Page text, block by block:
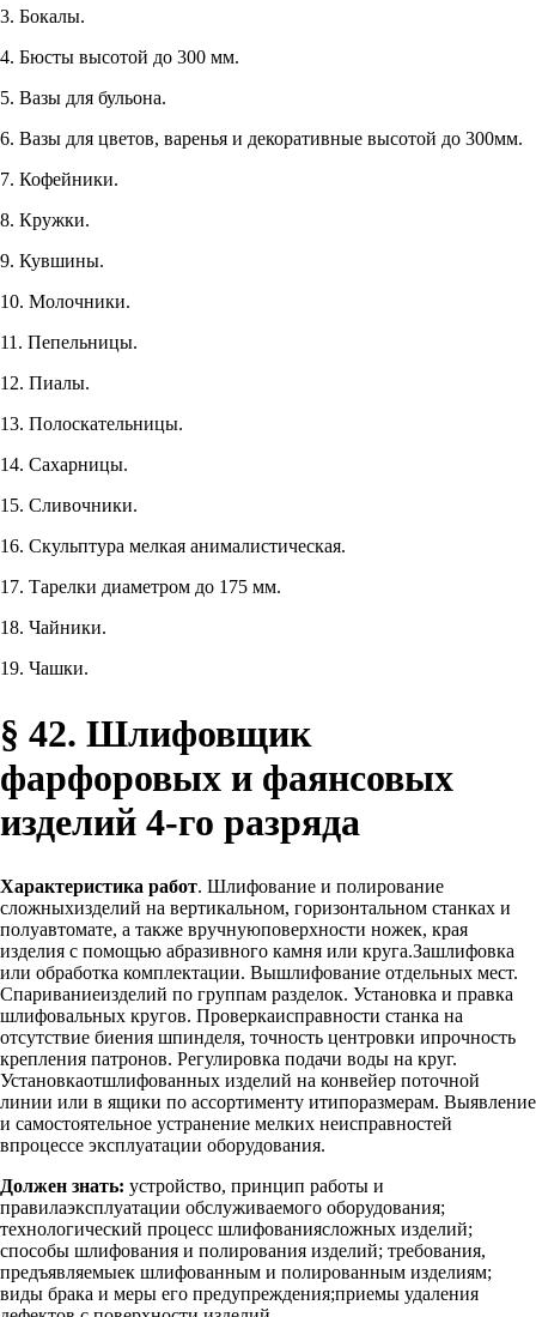
3. Бокалы.
4. Бюсты высотой до 300 мм.
5. Вазы для бульона.
6. Вазы для цветов, варенья и декоративные высотой до 300мм.
7. Кофейники.
8. Кружки.
9. Кувшины.
10. Молочники.
11. Пепельницы.
12. Пиалы.
13. Полоскательницы.
14. Сахарницы.
15. Сливочники.
16. Скульптура мелкая анималистическая.
17. Тарелки диаметром до 175 мм.
18. Чайники.
19. Чашки.
§ 42. Шлифовщик
фарфоровых и фаянсовых
изделий 4-го разряда
Характеристика работ. Шлифование и полирование
сложныхизделий на вертикальном, горизонтальном станках и
полуавтомате, а также вручнуюповерхности ножек, края
изделия с помощью абразивного камня или круга.Зашлифовка
или обработка комплектации. Вышлифование отдельных мест.
Спариваниеизделий по группам разделок. Установка и правка
шлифовальных кругов. Проверкаисправности станка на
отсутствие биения шпинделя, точность центровки ипрочность
крепления патронов. Регулировка подачи воды на круг.
Установкаотшлифованных изделий на конвейер поточной
линии или в ящики по ассортименту итипоразмерам. Выявление
и самостоятельное устранение мелких неисправностей
впроцессе эксплуатации оборудования.
Должен знать: устройство, принцип работы и
правилаэксплуатации обслуживаемого оборудования;
технологический процесс шлифованиясложных изделий;
способы шлифования и полирования изделий; требования,
предъявляемыек шлифованным и полированным изделиям;
виды брака и меры его предупреждения;приемы удаления